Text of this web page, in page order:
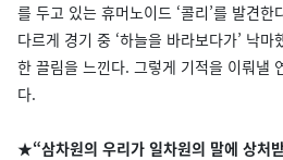
를 두고 있는 휴머노이드 ‘콜리’를 발견
다르게 경기 중 ‘하늘을 바라보다가’ 낙
한 끌림을 느낀다. 그렇게 기적을 이뤄낼
다.
★“삼차원의 우리가 일차원의 말에 상처